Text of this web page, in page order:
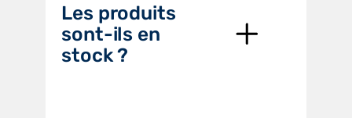
Les produits
sont-ils en
stock ?